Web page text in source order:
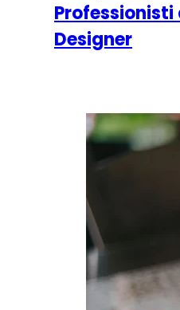
Designer